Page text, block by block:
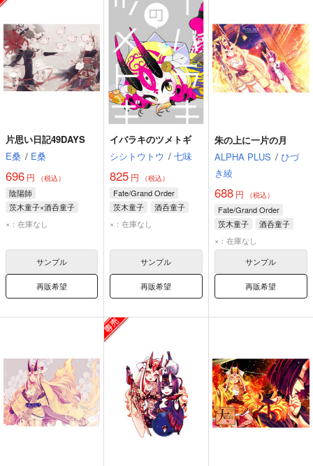
片思い日記49DAYS
E桑 / E桑
696 円 （税込）
陰陽師
茨木童子×酒呑童子
茨木童子
×：在庫なし
サンプル
再販希望
イバラキのツメトギ
シシトウトウ / 七味
825 円 （税込）
Fate/Grand Order
茨木童子
酒呑童子
×：在庫なし
サンプル
再販希望
朱の上に一片の月
ALPHA PLUS / ひづ
き綾
688円 （税込）
Fate/Grand Order
茨木童子
酒呑童子
×：在庫なし
サンプル
再販希望